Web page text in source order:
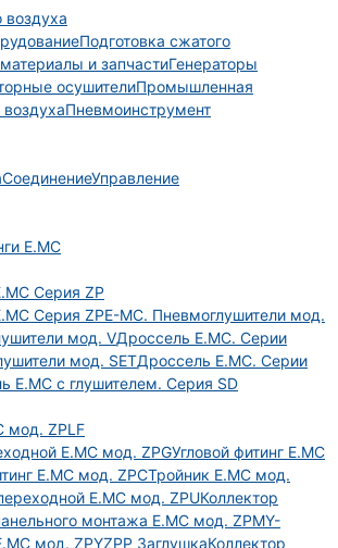
воздуха
Подготовка сжатого
и запчастиГенераторы
осушителиПромышленная
воздухаПневмоинструмент
СоединениеУправление
E.MC
Серия ZP
Серия ZPE-MC. Пневмоглушители мод.
мод. VДроссель E.MC. Серии
мод. SETДроссель E.MC. Серии
E.MC с глушителем. Серия SD
мод. ZPLF
E.MC мод. ZPGУгловой фитинг E.MC
E.MC мод. ZPCТройник E.MC мод.
E.MC мод. ZPUКоллектор
монтажа E.MC мод. ZPMY-
мод. ZPYZPP ЗаглушкаКоллектор